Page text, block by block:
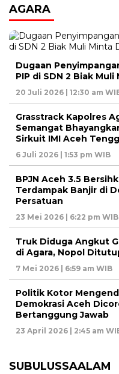
AGARA
Dugaan
PIP di SDN 2 Biak
20 Juli 2026 | 12:30 am
Grasstrack Kapolres
Semangat
Sirkuit IMI Aceh
6 Juli 2026 | 1:53 pm WIB
BPJN Aceh 3.5
Terdampak Banjir di
Persatuan
23 Mei 2026 | 6:22 pm WIB
Truk Diduga Angkut
di Agara, Nopol
7 Mei 2026 | 6:59 am WIB
Politik Kotor
Demokrasi Aceh
Bertanggung Jawab
23 April 2026 | 2:45 am
SUBULUSSAALAM